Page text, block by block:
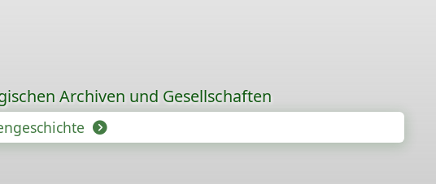
Archiven und Gesellschaften